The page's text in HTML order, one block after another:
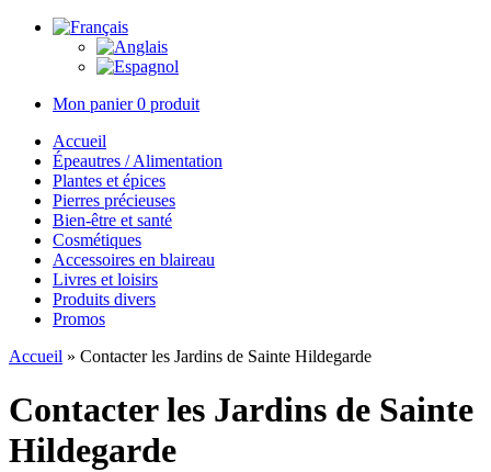
Mon panier0 produit
Accueil
Épeautres / Alimentation
Plantes et épices
Pierres précieuses
Bien-être et santé
Cosmétiques
Accessoires en blaireau
Livres et loisirs
Produits divers
Promos
Accueil » Contacter les Jardins de Sainte Hildegarde
Contacter les Jardins de Sainte
Hildegarde